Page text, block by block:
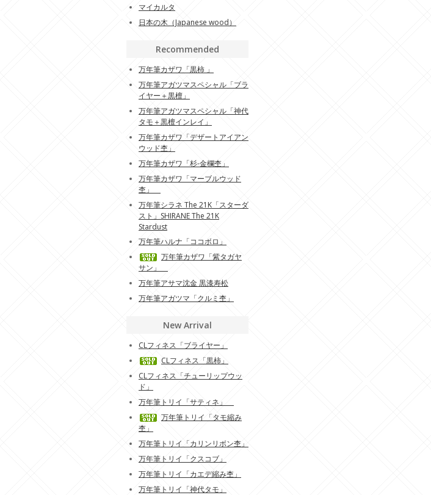
マイカルタ
日本の木（Japanese wood）
Recommended
万年筆カザワ「黒柿 」
万年筆アガツマスペシャル「ブラ
イヤー＋黒檀」
万年筆アガツマスペシャル「神代
タモ＋黒檀インレイ」
万年筆カザワ「デザートアイアン
ウッド杢」
万年筆カザワ「杉-金欄杢」
万年筆カザワ「マーブルウッド
杢」
万年筆シラネ The 21K「スターダ
スト」SHIRANE The 21K
Stardust
万年筆ハルナ「ココボロ」
万年筆カザワ「紫タガヤ
サン」
万年筆アサマ沈金 黒漆寿松
万年筆アガツマ「クルミ杢」
New Arrival
CLフィネス「ブライヤー」
CLフィネス「黒柿」
CLフィネス「チューリップウッ
ド」
万年筆トリイ「サティネ」
万年筆トリイ「タモ縮み
杢」
万年筆トリイ「カリンリボン杢」
万年筆トリイ「クスコブ」
万年筆トリイ「カエデ縮み杢」
万年筆トリイ「神代タモ」